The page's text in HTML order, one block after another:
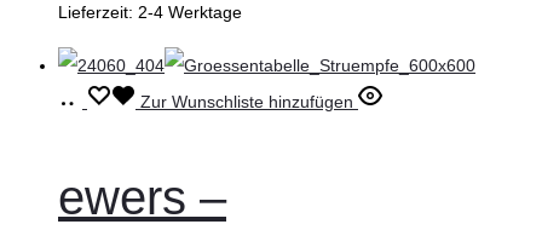
werden
Lieferzeit: 2-4 Werktage
Ausführung
Dieses
mehrere
Zur Wunschliste hinzufügen
ewers –